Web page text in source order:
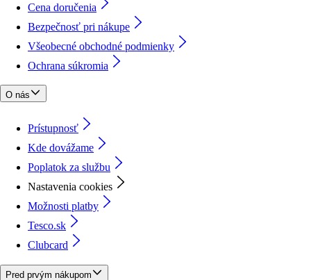
Cena doručenia
Bezpečnosť pri nákupe
Všeobecné obchodné podmienky
Ochrana súkromia
O nás
Prístupnosť
Kde dovážame
Poplatok za službu
Nastavenia cookies
Možnosti platby
Tesco.sk
Clubcard
Pred prvým nákupom